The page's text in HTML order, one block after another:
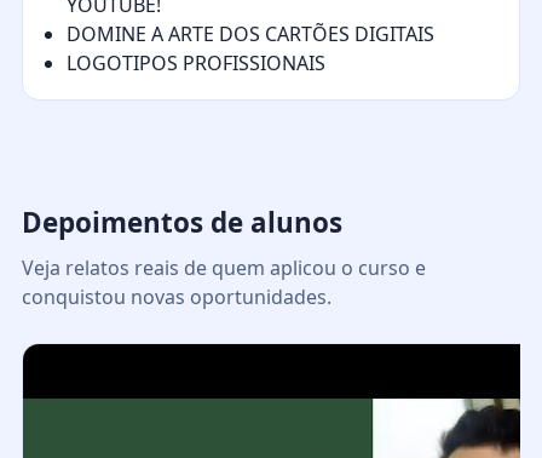
DOMINE A ARTE DOS CARTÕES DIGITAIS
LOGOTIPOS PROFISSIONAIS
Depoimentos de alunos
Veja relatos reais de quem aplicou o curso e
conquistou novas oportunidades.